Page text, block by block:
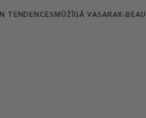
TENDENCES MŪŽĪGĀ VASARAK-